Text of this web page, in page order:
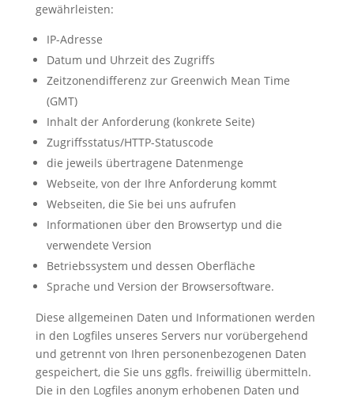
gewährleisten:
IP-Adresse
Datum und Uhrzeit des Zugriffs
Zeitzonendifferenz zur Greenwich Mean Time
(GMT)
Inhalt der Anforderung (konkrete Seite)
Zugriffsstatus/HTTP-Statuscode
die jeweils übertragene Datenmenge
Webseite, von der Ihre Anforderung kommt
Webseiten, die Sie bei uns aufrufen
Informationen über den Browsertyp und die
verwendete Version
Betriebssystem und dessen Oberfläche
Sprache und Version der Browsersoftware.
Diese allgemeinen Daten und Informationen werden
in den Logfiles unseres Servers nur vorübergehend
und getrennt von Ihren personenbezogenen Daten
gespeichert, die Sie uns ggfls. freiwillig übermitteln.
Die in den Logfiles anonym erhobenen Daten und